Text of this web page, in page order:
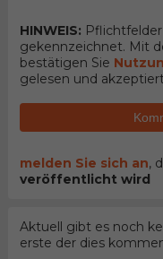
HINWEIS:
gekennzeichnet. Mit
bestätigen Sie
gelesen und
melden Sie sich an,
veröffentlicht wird
Aktuell gibt es noch
erste der dies